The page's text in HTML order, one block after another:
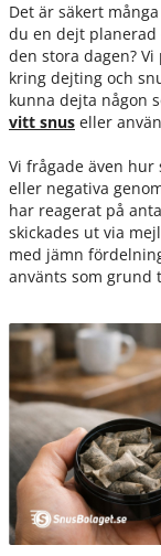
Det är säkert
du en dejt
den stora dagen?
kring dejting och
kunna dejta någon
vitt snus eller
Vi frågade även
eller negativa
har reagerat på
skickades ut via
med jämn
använts som grund